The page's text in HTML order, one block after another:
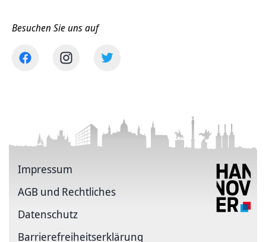
Besuchen Sie uns auf
Impressum
AGB und Rechtliches
Datenschutz
Barriere­freiheits­erklärung